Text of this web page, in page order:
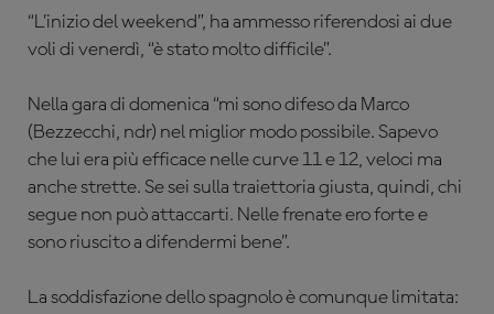
“L’inizio del weekend”, ha ammesso riferendosi ai due
voli di venerdì, “è stato molto difficile”.
Nella gara di domenica “mi sono difeso da Marco
(Bezzecchi, ndr) nel miglior modo possibile. Sapevo
che lui era più efficace nelle curve 11 e 12, veloci ma
anche strette. Se sei sulla traiettoria giusta, quindi, chi
segue non può attaccarti. Nelle frenate ero forte e
sono riuscito a difendermi bene”.
La soddisfazione dello spagnolo è comunque limitata: